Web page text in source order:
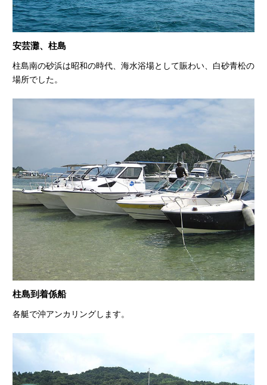
安芸灘、柱島
柱島南の砂浜は昭和の時代、海水浴場として賑わい、白砂青松の
場所でした。
柱島到着係船
各艇で沖アンカリングします。